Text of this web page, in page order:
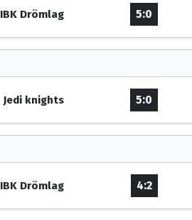
IBK Drömlag 5:0
Jedi knights 5:0
IBK Drömlag 4:2